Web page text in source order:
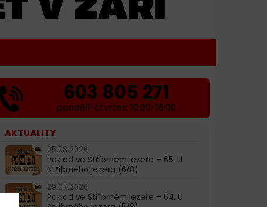
603 805 271
pondělí-čtvrtek: 10:00-16:00
AKTUALITY
05.08.2026
Poklad ve Stříbrném jezeře – 65. U
Stříbrného jezera (6/8)
29.07.2026
Poklad ve Stříbrném jezeře – 64. U